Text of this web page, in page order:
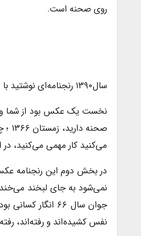
روی صحنه است.
سال۱۳۹۰ رنجنامه‌ای نوشتید با عنوان «با خستگی پیر می‌شویم» ترکیبی از تصویر و کلام.
نخست یک عکس بود از شما و
می‌کنید کار مهمی می‌کنید،
جوان سال ۶۶
نفس کشیده‌اند و رفته‌اند،